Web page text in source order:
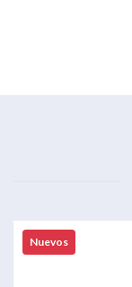
Nuevos